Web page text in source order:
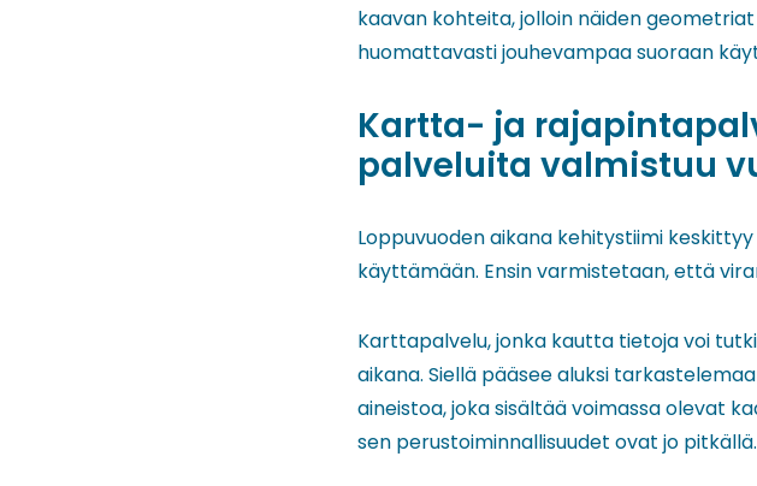
kaavan kohteita, jolloin näiden
huomattavasti jouhevampaa suoraan
Kartta- ja
palveluita valmistuu
Loppuvuoden aikana kehitystiimi
käyttämään. Ensin varmistetaan, että
Karttapalvelu, jonka kautta tietoja voi
aikana. Siellä pääsee aluksi
aineistoa, joka sisältää voimassa olevat
sen perustoiminnallisuudet ovat jo pitkällä.